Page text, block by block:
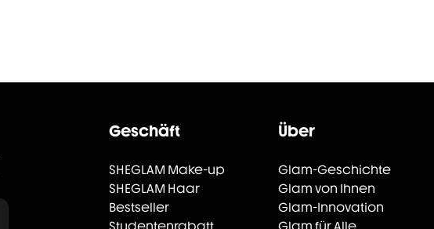
Geschäft
SHEGLAM Make-up
SHEGLAM Haar
Bestseller
Über
Glam-Geschichte
Glam von Ihnen
Glam-Innovation